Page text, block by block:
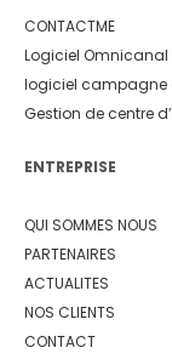
CONTACTME
Logiciel
logiciel campagne
Gestion de centre
ENTREPRISE
QUI SOMMES NOUS
PARTENAIRES
ACTUALITES
NOS CLIENTS
CONTACT